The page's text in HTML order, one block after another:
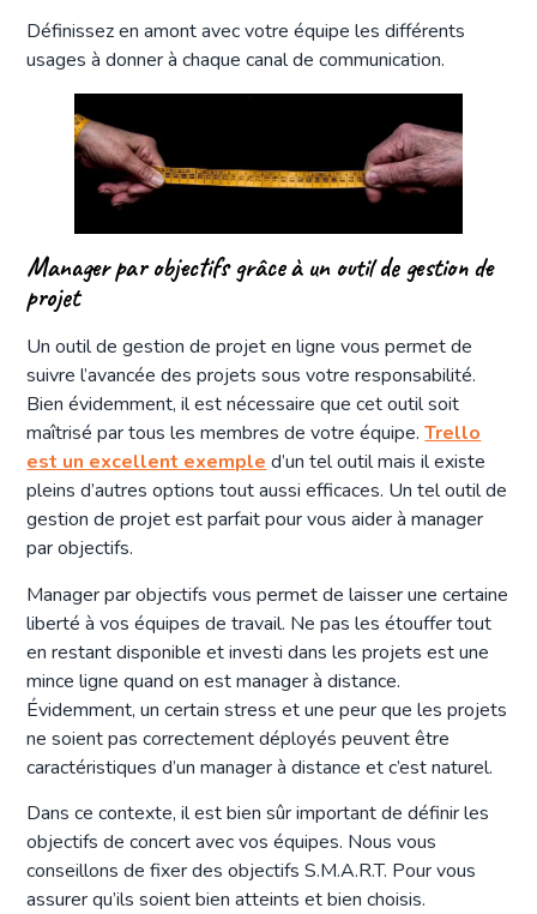
Définissez en amont avec votre équipe les différents
usages à donner à chaque canal de communication.
Manager par objectifs grâce à un outil de gestion de
projet
Un outil de gestion de projet en ligne vous permet de
suivre l’avancée des projets sous votre responsabilité.
Bien évidemment, il est nécessaire que cet outil soit
maîtrisé par tous les membres de votre équipe.Trello
est un excellent exemple d’un tel outil mais il existe
pleins d’autres options tout aussi efficaces. Un tel outil de
gestion de projet est parfait pour vous aider à manager
par objectifs.
Manager par objectifs vous permet de laisser une certaine
liberté à vos équipes de travail. Ne pas les étouffer tout
en restant disponible et investi dans les projets est une
mince ligne quand on est manager à distance.
Évidemment, un certain stress et une peur que les projets
ne soient pas correctement déployés peuvent être
caractéristiques d’un manager à distance et c’est naturel.
Dans ce contexte, il est bien sûr important de définir les
objectifs de concert avec vos équipes. Nous vous
conseillons de fixer des objectifs S.M.A.R.T. Pour vous
assurer qu’ils soient bien atteints et bien choisis.